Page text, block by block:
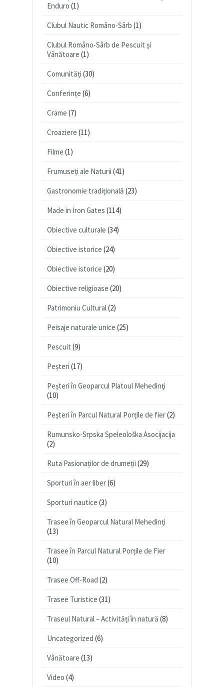
Enduro (1)
Clubul Nautic Româno-Sârb (1)
Clubul Româno-Sârb de Pescuit și
Vânătoare (1)
Comunități (30)
Conferințe (6)
Crame (7)
Croaziere (11)
Filme (1)
Frumuseți ale Naturii (41)
Gastronomie tradițională (23)
Made in Iron Gates (114)
Obiective culturale (34)
Obiective istorice (24)
Obiective istorice (20)
Obiective religioase (20)
Patrimoniu Cultural(2)
Peisaje naturale unice (25)
Pescuit (9)
Peșteri (17)
Peșteri în Geoparcul Platoul Mehedinţi
(10)
Peșteri în Parcul Natural Porțile de fier(2)
Rumunsko-Srpska Speleološka Asocijacija
(2)
Ruta Pasionaților de drumeții (29)
Sporturi în aer liber(6)
Sporturi nautice (3)
Trasee în Geoparcul Natural Mehedinți
(13)
Trasee în Parcul Natural Porțile de Fier
(10)
Trasee Off-Road (2)
Trasee Turistice (31)
Traseul Natural – Activități în natură (8)
Uncategorized (6)
Vânătoare (13)
Video (4)